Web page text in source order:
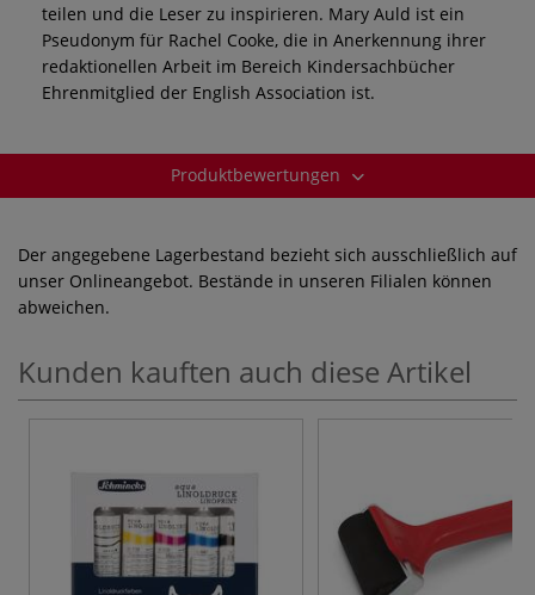
teilen und die Leser zu inspirieren. Mary Auld ist ein
Pseudonym für Rachel Cooke, die in Anerkennung ihrer
redaktionellen Arbeit im Bereich Kindersachbücher
Ehrenmitglied der English Association ist.
Produktbewertungen
Der angegebene Lagerbestand bezieht sich ausschließlich auf
unser Onlineangebot. Bestände in unseren Filialen können
abweichen.
Kunden kauften auch diese Artikel